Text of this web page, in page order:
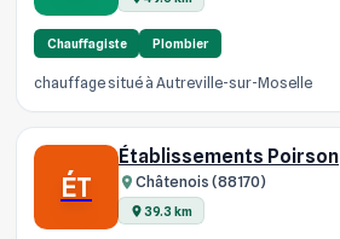
Chauffagiste Plombier
chauffage situé à Autreville-sur-Moselle
ÉT
Établissements Poirson
Châtenois (88170)
39.3 km